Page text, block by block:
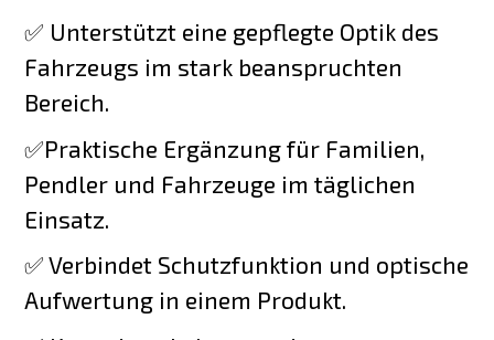
✅ Unterstützt eine gepflegte Optik des
Fahrzeugs im stark beanspruchten
Bereich.
✅Praktische Ergänzung für Familien,
Pendler und Fahrzeuge im täglichen
Einsatz.
✅ Verbindet Schutzfunktion und optische
Aufwertung in einem Produkt.